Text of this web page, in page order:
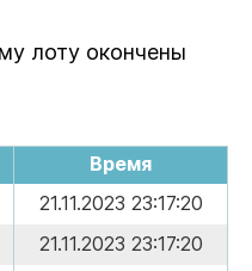
лоту окончены
Время
21.11.2023 23:17:20
21.11.2023 23:17:20